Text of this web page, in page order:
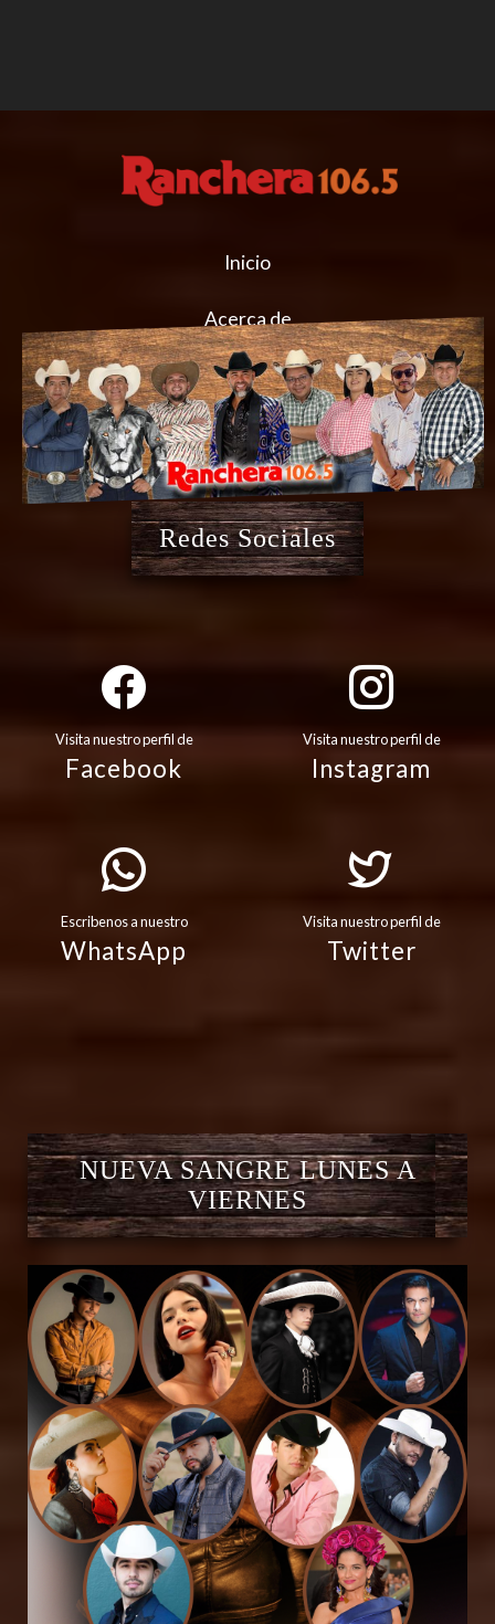
Inicio
Acerca de
Redes Sociales
Visita nuestro perfil de
Facebook
Visita nuestro perfil de
Instagram
Escribenos a nuestro
WhatsApp
Visita nuestro perfil de
Twitter
NUEVA SANGRE LUNES A
VIERNES